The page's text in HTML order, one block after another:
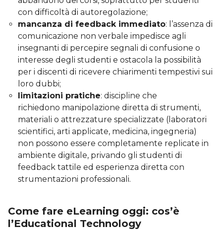
con difficoltà di autoregolazione;
mancanza di feedback immediato: l’assenza di
comunicazione non verbale impedisce agli
insegnanti di percepire segnali di confusione o
interesse degli studenti e ostacola la possibilità
per i discenti di ricevere chiarimenti tempestivi sui
loro dubbi;
limitazioni pratiche: discipline che
richiedono manipolazione diretta di strumenti,
materiali o attrezzature specializzate (laboratori
scientifici, arti applicate, medicina, ingegneria)
non possono essere completamente replicate in
ambiente digitale, privando gli studenti di
feedback tattile ed esperienza diretta con
strumentazioni professionali.
Come fare eLearning oggi: cos’è
l’Educational Technology